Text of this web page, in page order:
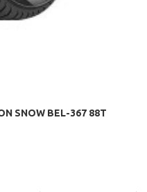
SNOW BEL-367 88T